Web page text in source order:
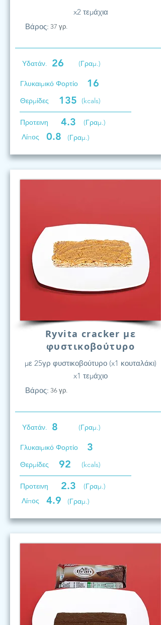
x2 τεμάχια
Βάρος: 37 γρ.
Υδατάν. 26 (Γραμ.)
Γλυκαιμικό Φορτίο 16
Θερμίδες 135 (kcals)
Προτεινη 4.3
(Γραμ.)
Λίπος
0.8 (Γραμ.)
Ryvita cracker με
φυστικοβούτυρο
με 25γρ φυστικοβούτυρο (x1 κουταλάκι)
x1 τεμάχιο
Βάρος: 36 γρ.
Υδατάν. 8 (Γραμ.)
Γλυκαιμικό Φορτίο 3
Θερμίδες 92 (kcals)
Προτεινη 2.3
(Γραμ.)
Λίπος
4.9 (Γραμ.)